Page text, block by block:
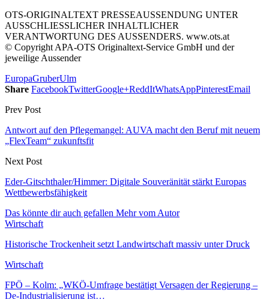
OTS-ORIGINALTEXT PRESSEAUSSENDUNG UNTER
AUSSCHLIESSLICHER INHALTLICHER
VERANTWORTUNG DES AUSSENDERS. www.ots.at
© Copyright APA-OTS Originaltext-Service GmbH und der
jeweilige Aussender
EuropaGruberUlm
Share FacebookTwitterGoogle+ReddItWhatsAppPinterestEmail
Prev Post
Antwort auf den Pflegemangel: AUVA macht den Beruf mit neuem
„FlexTeam“ zukunftsfit
Next Post
Eder-Gitschthaler/Himmer: Digitale Souveränität stärkt Europas
Wettbewerbsfähigkeit
Das könnte dir auch gefallen Mehr vom Autor
Wirtschaft
Historische Trockenheit setzt Landwirtschaft massiv unter Druck
Wirtschaft
FPÖ – Kolm: „WKÖ-Umfrage bestätigt Versagen der Regierung –
De-Industrialisierung ist…